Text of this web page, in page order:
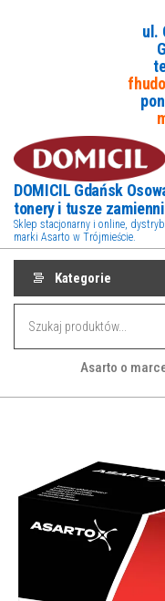
ul.
DOMICIL Gdańsk
tonery i tusze
Sklep stacjonarny i online,
marki Asarto w Trójmieście.
Kategorie
Asarto o